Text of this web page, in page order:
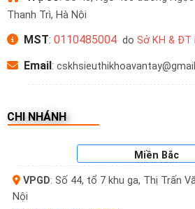
Thanh Trì, Hà Nội
MST: 0110485004do Sở KH & ĐT
Email :
CHI NHÁNH
Miền Bắc
VPGD: Số 44, tổ 7 khu ga, Thị Trấn
Nội